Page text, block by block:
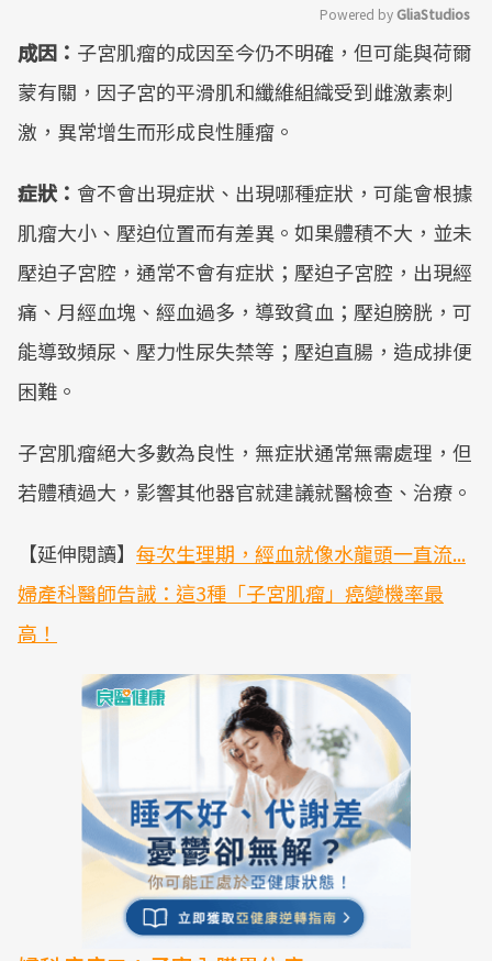
Mute
Powered by GliaStudios
成因： 子宮肌瘤的成因至今仍不明確，但可能與荷爾
蒙有關，因子宮的平滑肌和纖維組織受到雌激素刺
激，異常增生而形成良性腫瘤。
症狀： 會不會出現症狀、出現哪種症狀，可能會根據
肌瘤大小、壓迫位置而有差異。如果體積不大，並未
壓迫子宮腔，通常不會有症狀；壓迫子宮腔，出現經
痛、月經血塊、經血過多，導致貧血；壓迫膀胱，可
能導致頻尿、壓力性尿失禁等；壓迫直腸，造成排便
困難。
子宮肌瘤絕大多數為良性，無症狀通常無需處理，但
若體積過大，影響其他器官就建議就醫檢查、治療。
【延伸閱讀】 每次生理期，經血就像水龍頭一直流...
婦產科醫師告誡：這3種「子宮肌瘤」癌變機率最
高！